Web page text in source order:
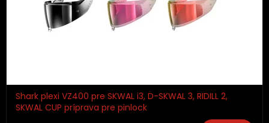
Shark plexi VZ400 pre SKWAL i3, D-SKWAL 3, RIDILL 2,
SKWAL CUP príprava pre pinlock